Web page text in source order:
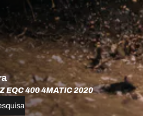
EQC 400 4MATIC 2020